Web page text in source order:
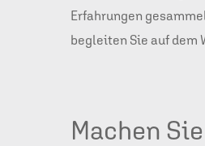
Erfahrungen
begleiten Sie auf dem
Machen